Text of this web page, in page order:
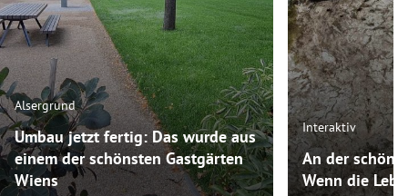
Alsergrund
Umbau jetzt fertig: Das wurde aus
einem der schönsten Gastgärten
Wiens
Interaktiv
An der
Wenn die